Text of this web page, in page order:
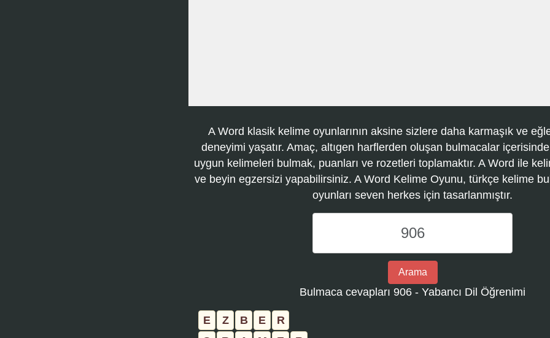
A Word klasik kelime oyunlarının aksine sizlere daha karmaşık ve
deneyimi yaşatır. Amaç, altıgen harflerden oluşan bulmacalar
uygun kelimeleri bulmak, puanları ve rozetleri toplamaktır. A Word ile
ve beyin egzersizi yapabilirsiniz. A Word Kelime Oyunu, türkçe kelime
oyunları seven herkes için tasarlanmıştır.
Word
Kelime
Oyunu
bulmaca
numarasını
Arama
Bulmaca cevapları 906 - Yabancı Dil Öğrenimi
E Z B E
R